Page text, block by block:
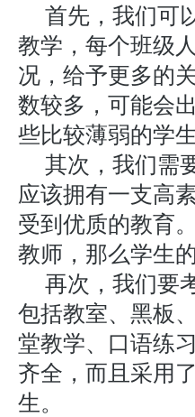
首先，我们可
教学，每个班级
况，给予更多的
数较多，可能会
些比较薄弱的学
其次，我们需
应该拥有一支高
受到优质的教育
教师，那么学生
再次，我们要
包括教室、黑板
堂教学、口语练
齐全，而且采用
生。